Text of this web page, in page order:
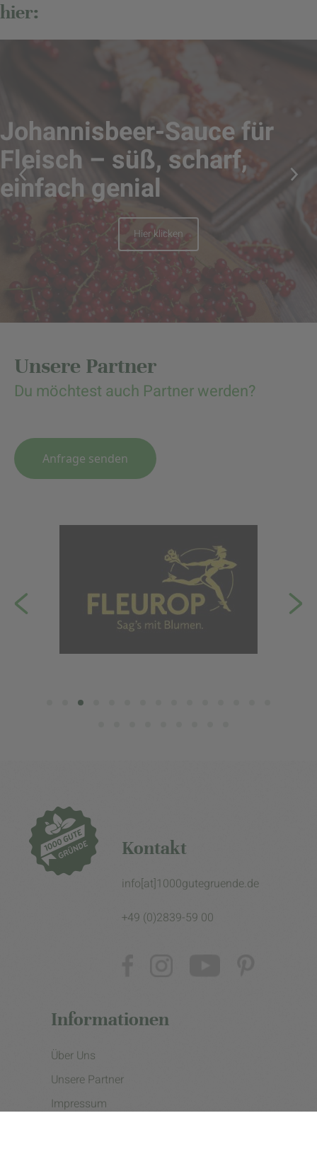
hier:
Johannisbeer-Sauce für
Fleisch – süß, scharf,
einfach genial
Hier klicken
Unsere Partner
Du möchtest auch Partner werden?
Anfrage senden
Kontakt
info[at]1000gutegruende.de
+49 (0)2839-59 00
Informationen
Über Uns
Unsere Partner
Impressum